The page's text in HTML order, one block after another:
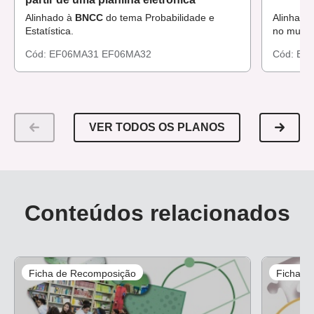
papel quadriculado. Para os cartazes de divulgação, os
réguas para construção dos gráficos e tabelas.
Alinhado à BNCC do tema Probabilidade e
Estatística.
Cód: EF06MA31 EF06MA32
no
Cód:
VER TODOS OS PLANOS
Conteúdos relacionados
Ficha de Recomposição Ficha